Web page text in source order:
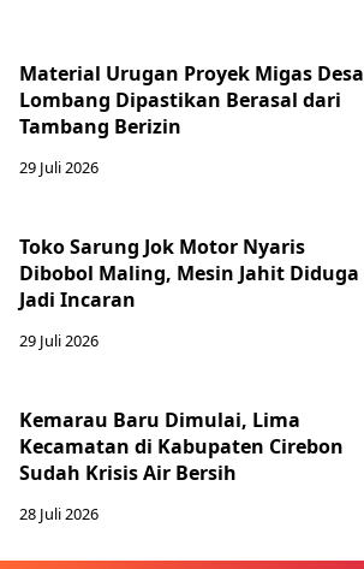
Material Urugan Proyek Migas Desa
Lombang Dipastikan Berasal dari
Tambang Berizin
29 Juli 2026
Toko Sarung Jok Motor Nyaris
Dibobol Maling, Mesin Jahit Diduga
Jadi Incaran
29 Juli 2026
Kemarau Baru Dimulai, Lima
Kecamatan di Kabupaten Cirebon
Sudah Krisis Air Bersih
28 Juli 2026